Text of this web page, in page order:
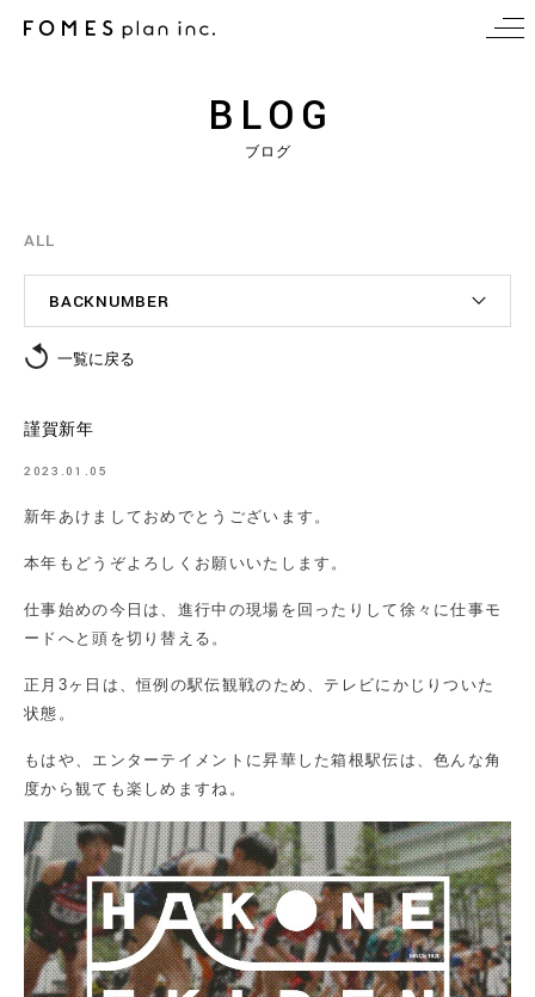
BLOG
ブログ
ALL
BACKNUMBER
一覧に戻る
謹賀新年
2023.01.05
新年あけましておめでとうございます。
本年もどうぞよろしくお願いいたします。
仕事始めの今日は、進行中の現場を回ったりして徐々に仕事モ
ードへと頭を切り替える。
正月3ヶ日は、恒例の駅伝観戦のため、テレビにかじりついた
状態。
もはや、エンターテイメントに昇華した箱根駅伝は、色んな角
度から観ても楽しめますね。